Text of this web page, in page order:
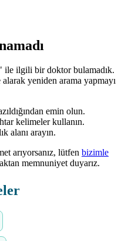
ile ilgili bir doktor bulamadık.
yeniden arama yapmayı
emin olun.
kelimeler kullanın.
alanı arayın.
arıyorsanız, lütfen bizimle
memnuniyet duyarız.